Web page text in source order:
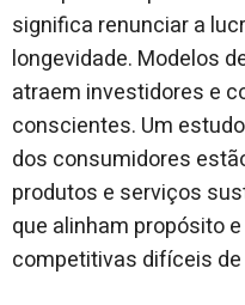
significa renunciar a
longevidade. Modelos
atraem investidores e
conscientes. Um
dos consumidores
produtos e serviços
que alinham propósito
competitivas difíceis de